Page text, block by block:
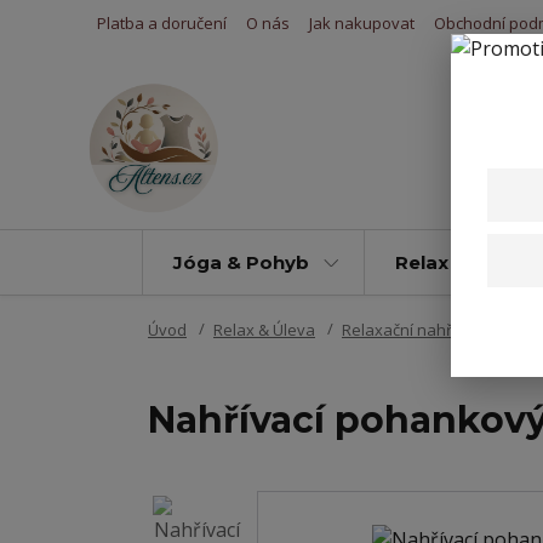
Platba a doručení O nás Jak nakupovat Obchodní
Jóga & Pohyb Relax & Úleva
Úvod Relax & Úleva Relaxační nahřívací
Nahřívací